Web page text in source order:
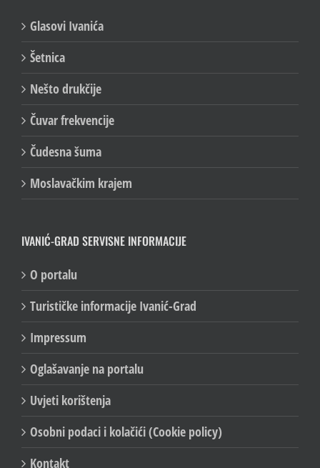
Glasovi Ivanića
Šetnica
Nešto drukčije
Čuvar frekvencije
Čudesna šuma
Moslavačkim krajem
IVANIĆ-GRAD SERVISNE INFORMACIJE
O portalu
Turističke informacije Ivanić-Grad
Impressum
Oglašavanje na portalu
Uvjeti korištenja
Osobni podaci i kolačići (Cookie policy)
Kontakt